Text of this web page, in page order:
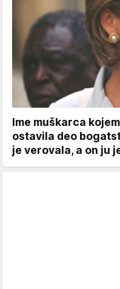
Ime muškarca
ostavila deo
je verovala, a on ju